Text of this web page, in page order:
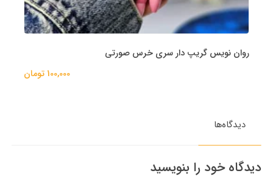
روان نویس گریپ دار سری خرس صورتی
100,000 تومان
دیدگاه‌ها
دیدگاه خود را بنویسید